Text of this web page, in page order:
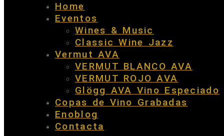
Home
Eventos
Wines & Music
Classic Wine Jazz
Vermut AVA
VERMUT BLANCO AVA
VERMUT ROJO AVA
Glögg AVA Vino Especiado
Copas de Vino Grabadas
Enoblog
Contacta